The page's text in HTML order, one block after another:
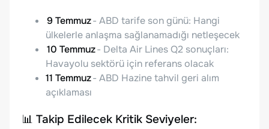
9 Temmuz- ABD tarife son günü: Hangi
ülkelerle anlaşma sağlanamadığı netleşecek
10 Temmuz- Delta Air Lines Q2 sonuçları:
Havayolu sektörü için referans olacak
11 Temmuz- ABD Hazine tahvil geri alım
açıklaması
📊 Takip Edilecek Kritik Seviyeler: